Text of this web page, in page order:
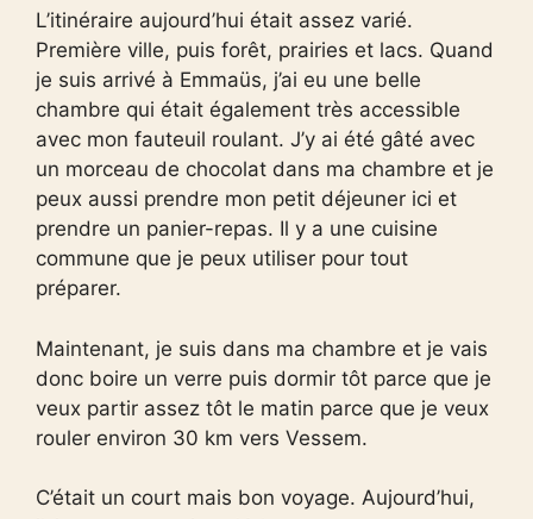
L’itinéraire aujourd’hui était assez varié.
Première ville, puis forêt, prairies et lacs. Quand
je suis arrivé à Emmaüs, j’ai eu une belle
chambre qui était également très accessible
avec mon fauteuil roulant. J’y ai été gâté avec
un morceau de chocolat dans ma chambre et je
peux aussi prendre mon petit déjeuner ici et
prendre un panier-repas. Il y a une cuisine
commune que je peux utiliser pour tout
préparer.
Maintenant, je suis dans ma chambre et je vais
donc boire un verre puis dormir tôt parce que je
veux partir assez tôt le matin parce que je veux
rouler environ 30 km vers Vessem.
C’était un court mais bon voyage. Aujourd’hui,